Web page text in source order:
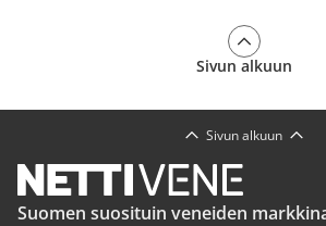
Sivun alkuun
Sivun alkuun
Suomen suosituin veneiden